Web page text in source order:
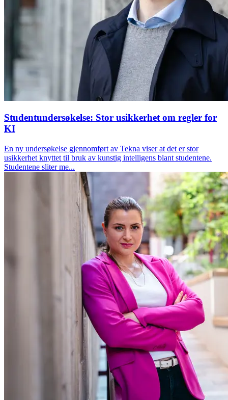
Studentundersøkelse: Stor usikkerhet om regler for
KI
En ny undersøkelse gjennomført av Tekna viser at det er stor
usikkerhet knyttet til bruk av kunstig intelligens blant studentene.
Studentene sliter me...